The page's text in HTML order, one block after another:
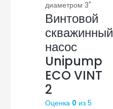
диаметром 3"
Винтовой
скважинный
насос
Unipump
ECO VINT
2
Оценка 0 из 5